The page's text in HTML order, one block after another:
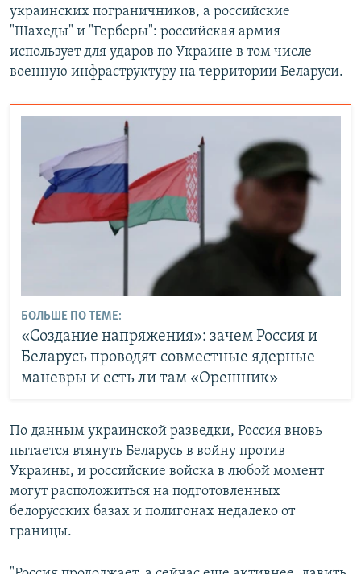
украинских пограничников, а российские
"Шахеды" и "Герберы": российская армия
использует для ударов по Украине в том числе
военную инфраструктуру на территории Беларуси.
БОЛЬШЕ ПО ТЕМЕ:
«Создание напряжения»: зачем Россия и
Беларусь проводят совместные ядерные
маневры и есть ли там «Орешник»
По данным украинской разведки, Россия вновь
пытается втянуть Беларусь в войну против
Украины, и российские войска в любой момент
могут расположиться на подготовленных
белорусских базах и полигонах недалеко от
границы.